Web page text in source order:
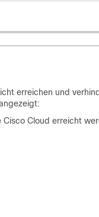
erreichen und
Cloud erreicht